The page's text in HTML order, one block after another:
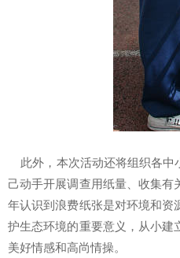
此外，本次活动还将组织各中
己动手开展调查用纸量、收集
年认识到浪费纸张是对环境和资
护生态环境的重要意义，从小建
美好情感和高尚情操。